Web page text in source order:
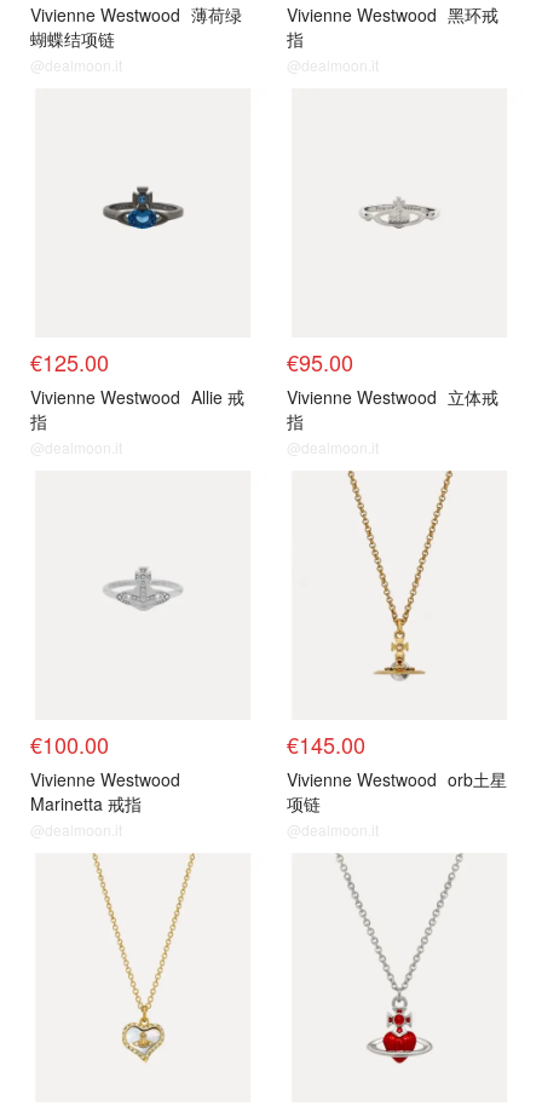
Vivienne Westwood 薄荷绿
蝴蝶结项链
@dealmoon.it
Vivienne Westwood 黑环戒
指
@dealmoon.it
€125.00
Vivienne Westwood Allie 戒
指
@dealmoon.it
€95.00
Vivienne Westwood 立体戒
指
@dealmoon.it
€100.00
Vivienne Westwood
Marinetta 戒指
@dealmoon.it
€145.00
Vivienne Westwood orb土星
项链
@dealmoon.it